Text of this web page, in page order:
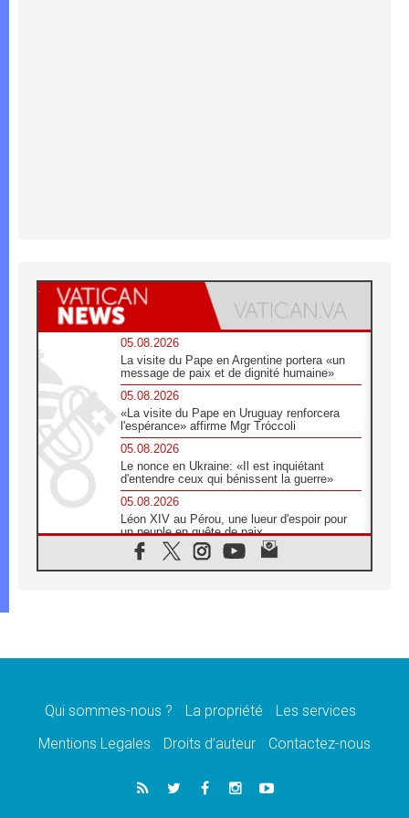
05.08.2026
La visite du Pape en Argentine portera «un
message de paix et de dignité humaine»
05.08.2026
«La visite du Pape en Uruguay renforcera
l'espérance» affirme Mgr Tróccoli
05.08.2026
Le nonce en Ukraine: «Il est inquiétant
d'entendre ceux qui bénissent la guerre»
05.08.2026
Léon XIV au Pérou, une lueur d'espoir pour
un peuple en quête de paix
05.08.2026
SCEAM: L'Église en Afrique vers
en Argentine et au Pérou
Audience générale: la prière est un acte
04.08.2026
Léon XIV invite les Chevaliers de Colomb à
Qui sommes-nous ? La propriété
Les services
Mentions Legales
Droits d’auteur Contactez-nous